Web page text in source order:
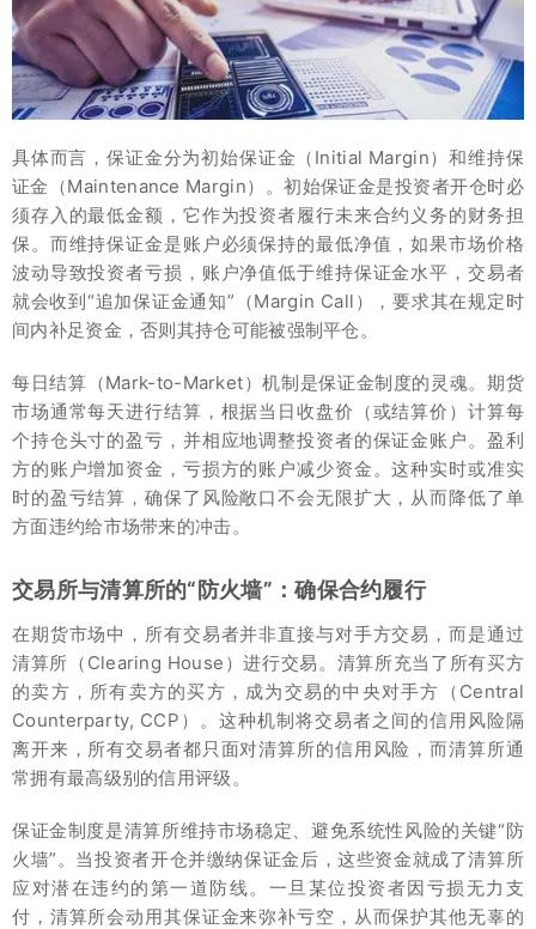
具体而言，保证金分为初始保证金（Initial Margin）和维持保
证金（Maintenance Margin）。初始保证金是投资者开仓时必
须存入的最低金额，它作为投资者履行未来合约义务的财务担
保。而维持保证金是账户必须保持的最低净值，如果市场价格
波动导致投资者亏损，账户净值低于维持保证金水平，交易者
就会收到“追加保证金通知”（Margin Call），要求其在规定时
间内补足资金，否则其持仓可能被强制平仓。
每日结算（Mark-to-Market）机制是保证金制度的灵魂。期货
市场通常每天进行结算，根据当日收盘价（或结算价）计算每
个持仓头寸的盈亏，并相应地调整投资者的保证金账户。盈利
方的账户增加资金，亏损方的账户减少资金。这种实时或准实
时的盈亏结算，确保了风险敞口不会无限扩大，从而降低了单
方面违约给市场带来的冲击。
交易所与清算所的“防火墙”：确保合约履行
在期货市场中，所有交易者并非直接与对手方交易，而是通过
清算所（Clearing House）进行交易。清算所充当了所有买方
的卖方，所有卖方的买方，成为交易的中央对手方（Central
Counterparty, CCP）。这种机制将交易者之间的信用风险隔
离开来，所有交易者都只面对清算所的信用风险，而清算所通
常拥有最高级别的信用评级。
保证金制度是清算所维持市场稳定、避免系统性风险的关键“防
火墙”。当投资者开仓并缴纳保证金后，这些资金就成了清算所
应对潜在违约的第一道防线。一旦某位投资者因亏损无力支
付，清算所会动用其保证金来弥补亏空，从而保护其他无辜的